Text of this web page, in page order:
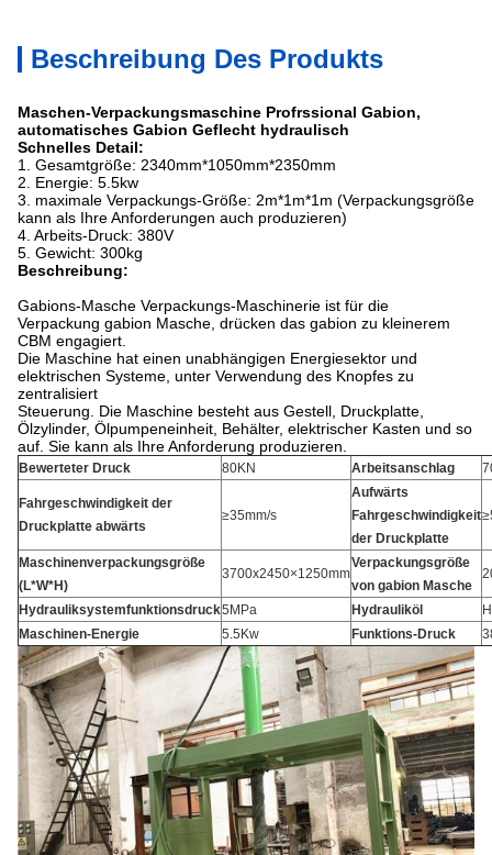
Beschreibung Des Produkts
Maschen-Verpackungsmaschine Profrssional Gabion,
automatisches Gabion Geflecht hydraulisch
Schnelles Detail:
1. Gesamtgröße: 2340mm*1050mm*2350mm
2. Energie: 5.5kw
3. maximale Verpackungs-Größe: 2m*1m*1m (Verpackungsgröße
kann als Ihre Anforderungen auch produzieren)
4. Arbeits-Druck: 380V
5. Gewicht: 300kg
Beschreibung:
Gabions-Masche Verpackungs-Maschinerie ist für die
Verpackung gabion Masche, drücken das gabion zu kleinerem
CBM engagiert.
Die Maschine hat einen unabhängigen Energiesektor und
elektrischen Systeme, unter Verwendung des Knopfes zu
zentralisiert
Steuerung. Die Maschine besteht aus Gestell, Druckplatte,
Ölzylinder, Ölpumpeneinheit, Behälter, elektrischer Kasten und so
auf. Sie kann als Ihre Anforderung produzieren.
Bewerteter Druck 80KN Arbeitsanschlag
Fahrgeschwindigkeit der
Druckplatte abwärts
≥35mm/s
Aufwärts
Fahrgeschwindigkeit
der Druckplatte
Maschinenverpackungsgröße
(L*W*H)
3700x2450×1250mm
Verpackungsgröße
von gabion Masche
Hydrauliksystemfunktionsdruck5MPa Hydrauliköl
Maschinen-Energie
5.5Kw Funktions-Druck